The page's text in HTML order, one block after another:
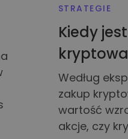
STRATEGIE
Kiedy
Według
zakup
wartość
akcje, czy